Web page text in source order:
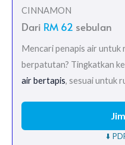
CINNAMON
Dari RM 62 sebulan
Mencari penapis air untuk
berpatutan? Tingkatkan
air bertapis, sesuai untuk
⬇️